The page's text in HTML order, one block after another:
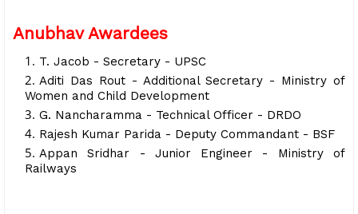
Anubhav Awardees
T. Jacob - Secretary - UPSC
Aditi Das Rout - Additional Secretary - Ministry of
Women and Child Development
G. Nancharamma - Technical Officer - DRDO
Rajesh Kumar Parida - Deputy Commandant - BSF
Appan Sridhar - Junior Engineer - Ministry of
Railways